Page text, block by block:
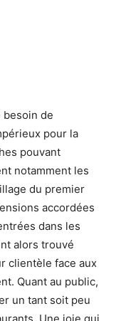
de
pour la
pouvant
notamment les
du premier
accordées
dans les
alors trouvé
clientèle face aux
Quant au public,
un tant soit peu